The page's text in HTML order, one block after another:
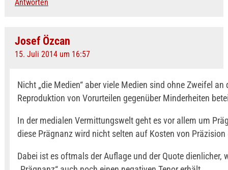
Antworten
Josef Özcan
15. Juli 2014 um 16:57
Nicht „die Medien“ aber viele Medien sind ohne Zweifel an
Reproduktion von Vorurteilen gegenüber Minderheiten
In der medialen Vermittungswelt geht es vor allem um
diese Prägnanz wird nicht selten auf Kosten von
Dabei ist es oftmals der Auflage und der Quote dienlicher,